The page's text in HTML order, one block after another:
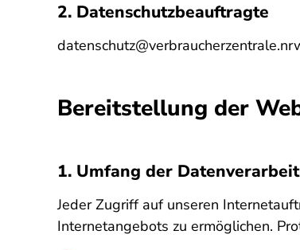
2. Datenschutzbeauftragte
Bereitstellung der
1. Umfang der
Jeder Zugriff auf unseren
Internetangebots zu ermöglichen.